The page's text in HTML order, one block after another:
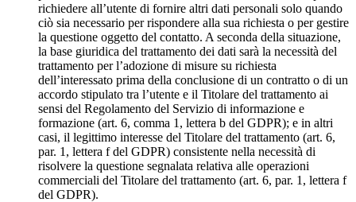
richiedere all’utente di fornire altri dati personali solo quando
ciò sia necessario per rispondere alla sua richiesta o per gestire
la questione oggetto del contatto. A seconda della situazione,
la base giuridica del trattamento dei dati sarà la necessità del
trattamento per l’adozione di misure su richiesta
dell’interessato prima della conclusione di un contratto o di un
accordo stipulato tra l’utente e il Titolare del trattamento ai
sensi del Regolamento del Servizio di informazione e
formazione (art. 6, comma 1, lettera b del GDPR); e in altri
casi, il legittimo interesse del Titolare del trattamento (art. 6,
par. 1, lettera f del GDPR) consistente nella necessità di
risolvere la questione segnalata relativa alle operazioni
commerciali del Titolare del trattamento (art. 6, par. 1, lettera f
del GDPR).